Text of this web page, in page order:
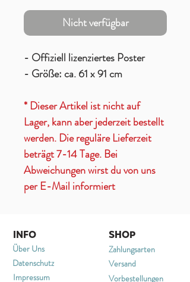
Nicht verfügbar
- Offiziell lizenziertes Poster
- Größe: ca. 61 x 91 cm
* Dieser Artikel ist nicht auf
Lager, kann aber jederzeit bestellt
werden. Die reguläre Lieferzeit
beträgt 7-14 Tage. Bei
Abweichungen wirst du von uns
per E-Mail informiert
INFO
Über Uns
Impressum
Datenschutz
SHOP
Zahlungsarten
Versand
Vorbestellungen